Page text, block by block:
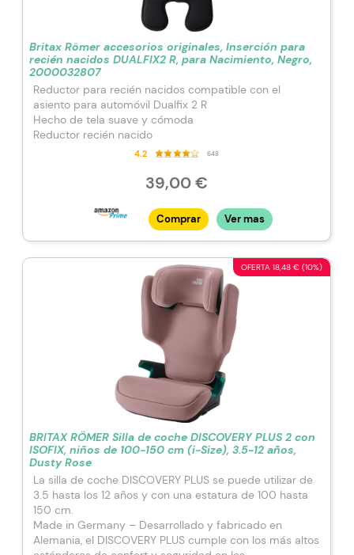
Britax Römer accesorios originales, Inserción para
recién nacidos DUALFIX2 R, para Nacimiento, Negro,
2000032807
Reductor para recién nacidos compatible con el
asiento para automóvil Dualfix 2 R
Hecho de tela suave y cómoda
Reductor recién nacido
4.2 648
39,00 €
Comprar Ver mas
OFERTA 18,48 € (10%)
BRITAX RÖMER Silla de coche DISCOVERY PLUS 2 con
ISOFIX, niños de 100-150 cm (i-Size), 3.5-12 años,
Dusty Rose
La silla de coche DISCOVERY PLUS se puede utilizar de
3.5 hasta los 12 años y con una estatura de 100 hasta
150 cm.
Made in Germany – Desarrollado y fabricado en
Alemania, el DISCOVERY PLUS cumple con los más altos